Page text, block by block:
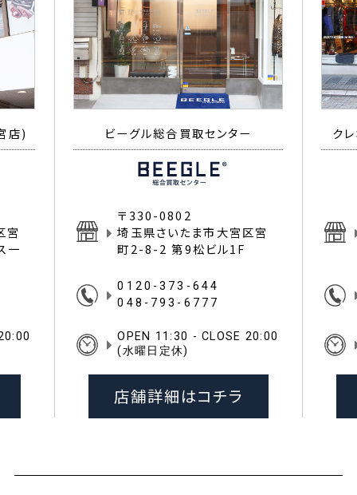
店)
宮
一
ビーグル総合買取センター
〒330-0802
埼玉県さいたま市大宮区宮
町2-8-2 第9松ビル1F
0120-373-644
048-793-6777
OPEN 11:30 - CLOSE 20:00
(水曜日定休)
店舗詳細はコチラ
ク